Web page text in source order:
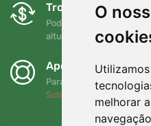
O
melhorar
Trocas e
Pode devolver ou trocar
altura no prazo de 90
Apoiamos a
Para cada encomenda
Sobre nós